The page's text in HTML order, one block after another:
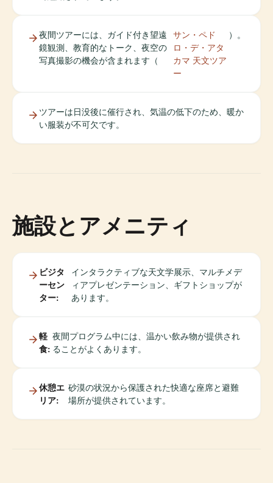
夜間ツアーには、ガイド付き望遠
鏡観測、教育的なトーク、夜空の
写真撮影の機会が含まれます（
サン・ペド
ロ・デ・アタ
カマ 天文ツア
ー
）。
ツアーは日没後に催行され、気温の低下のため、暖か
い服装が不可欠です。
施設とアメニティ
ビジタ
ーセン
ター:
インタラクティブな天文学展示、マルチメデ
ィアプレゼンテーション、ギフトショップが
あります。
軽
食:
夜間プログラム中には、温かい飲み物が提供され
ることがよくあります。
休憩エ
リア:
砂漠の状況から保護された快適な座席と避難
場所が提供されています。